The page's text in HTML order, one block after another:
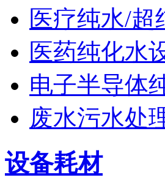
医疗纯水/超
医药纯化水
电子半导体
废水污水处
设备耗材